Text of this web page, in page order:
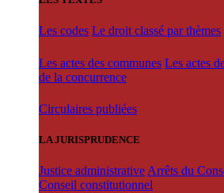
Les codes Le droit classé par thèmes
Les actes des communes Les actes
de la concurrence
Circulaires publiées
LA JURISPRUDENCE
Justice administrative Arrêts du
Conseil constitutionnel